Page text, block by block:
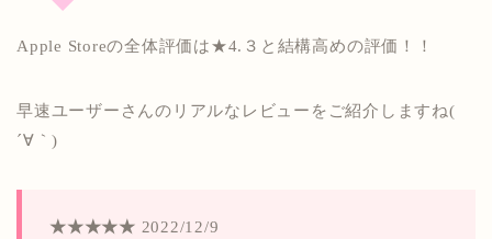
Apple Storeの全体評価は★4.３と結構高めの評価！！
早速ユーザーさんのリアルなレビューをご紹介しますね(
´∀｀)
★★★★★ 2022/12/9